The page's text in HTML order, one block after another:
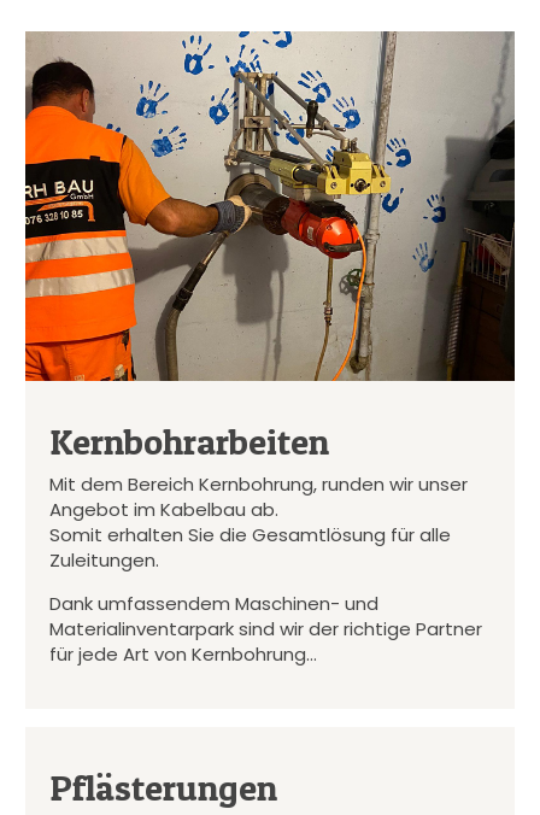
Kernbohrarbeiten
Mit dem Bereich Kernbohrung, runden wir unser
Angebot im Kabelbau ab.
Somit erhalten Sie die Gesamtlösung für alle
Zuleitungen.
Dank umfassendem Maschinen- und
Materialinventarpark sind wir der richtige Partner
für jede Art von Kernbohrung…
Pflästerungen